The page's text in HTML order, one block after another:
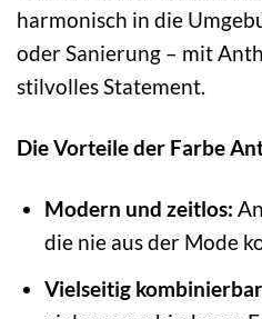
harmonisch in die
oder Sanierung – mit
stilvolles Statement.
Die Vorteile der Farbe
Modern und zeitlos:
die nie aus der Mode
Vielseitig